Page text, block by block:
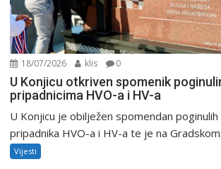
18/07/2026 klis 0
U Konjicu otkriven spomenik
pripadnicima HVO-a i HV-a
U Konjicu je obilježen spomendan poginulih
pripadnika HVO-a i HV-a te je na
Vijesti